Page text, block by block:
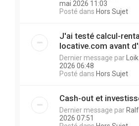
mai 2026 11:03
Posté dans Hors Sujet
J'ai testé calcul-
locative.com avant
Dernier message parLoik
2026 06:48
Posté dans Hors Sujet
Cash-out et
Dernier message parRalf
2026 07:51